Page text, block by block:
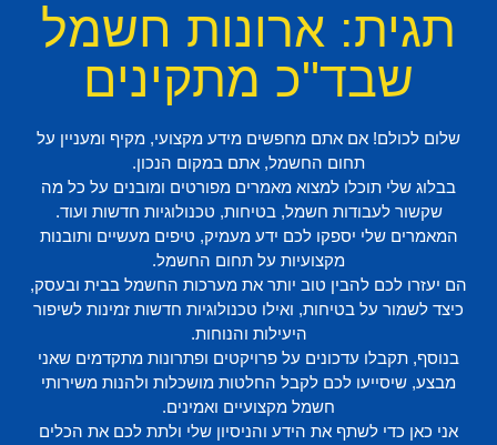
תגית: ארונות חשמל
שבד"כ מתקינים
שלום לכולם! אם אתם מחפשים מידע מקצועי, מקיף ומעניין על
תחום החשמל, אתם במקום הנכון.
בבלוג שלי תוכלו למצוא מאמרים מפורטים ומובנים על כל מה
שקשור לעבודות חשמל, בטיחות, טכנולוגיות חדשות ועוד.
המאמרים שלי יספקו לכם ידע מעמיק, טיפים מעשיים ותובנות
מקצועיות על תחום החשמל.
הם יעזרו לכם להבין טוב יותר את מערכות החשמל בבית ובעסק,
כיצד לשמור על בטיחות, ואילו טכנולוגיות חדשות זמינות לשיפור
היעילות והנוחות.
בנוסף, תקבלו עדכונים על פרויקטים ופתרונות מתקדמים שאני
מבצע, שיסייעו לכם לקבל החלטות מושכלות ולהנות משירותי
חשמל מקצועיים ואמינים.
אני כאן כדי לשתף את הידע והניסיון שלי ולתת לכם את הכלים